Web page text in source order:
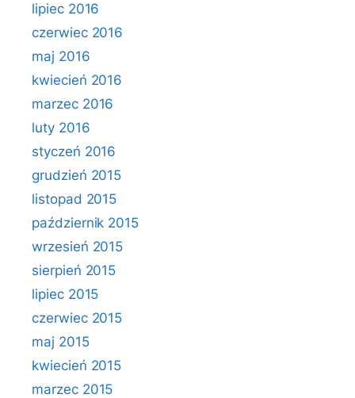
lipiec 2016
czerwiec 2016
maj 2016
kwiecień 2016
marzec 2016
luty 2016
styczeń 2016
grudzień 2015
listopad 2015
październik 2015
wrzesień 2015
sierpień 2015
lipiec 2015
czerwiec 2015
maj 2015
kwiecień 2015
marzec 2015